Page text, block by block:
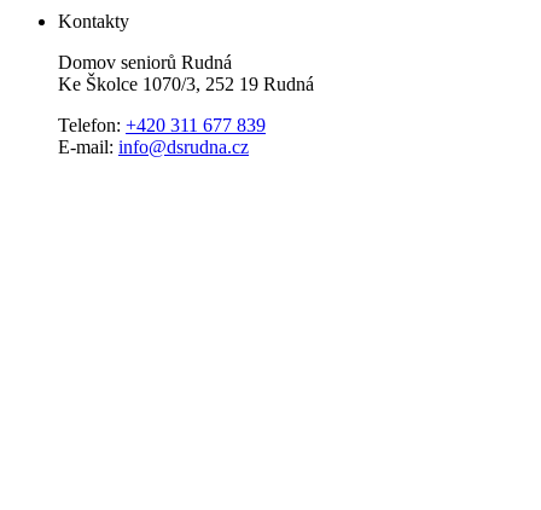
Kontakty
Domov seniorů Rudná
Ke Školce 1070/3, 252 19 Rudná
Telefon: +420 311 677 839
E-mail: info@dsrudna.cz